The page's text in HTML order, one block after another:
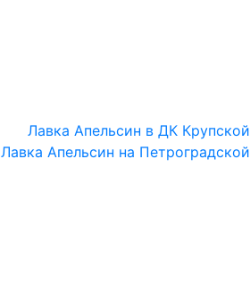
Лавка Апельсин в ДК Крупской
Лавка Апельсин на Петроградской